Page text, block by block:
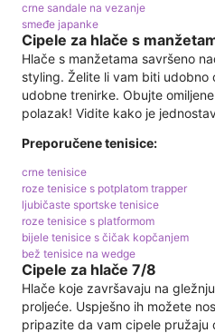
crne sandale na vezanje
smeđe japanke
Cipele za hlače s
Hlače s manžetama savršeno
styling. Želite li vam biti
udobne trenirke. Obujte
polazak! Vidite kako je
Preporučene tenisice:
crne tenisice
roze tenisice s potplatom trapper
ljubičaste sportske tenisice
roze tenisice s platformom
bijele tenisice s čičak kopčanjem
bež tenisice na wedge
Cipele za hlače 7/8
Hlače koje završavaju na
proljeće. Uspješno ih možete
pripazite da vam cipele pružaju